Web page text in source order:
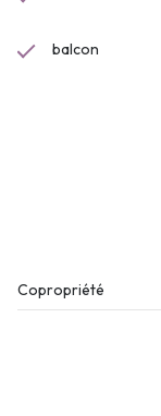
balcon
Copropriété